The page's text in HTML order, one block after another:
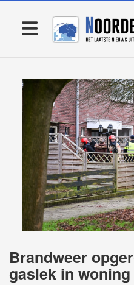
Brandweer
gaslek in woning